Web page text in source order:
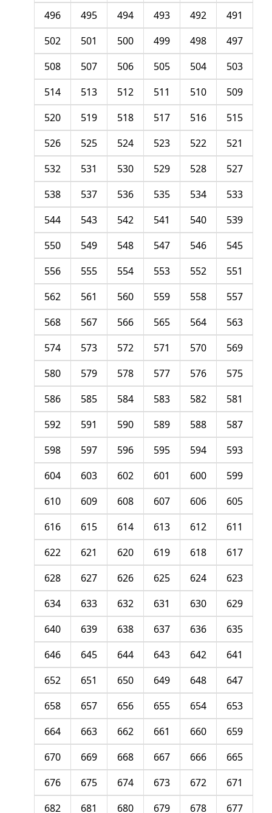
491
492
493
494
495
496
497
498
499
500
501
502
503
504
505
506
507
508
509
510
511
512
513
514
515
516
517
518
519
520
521
522
523
524
525
526
527
528
529
530
531
532
533
534
535
536
537
538
539
540
541
542
543
544
545
546
547
548
549
550
551
552
553
554
555
556
557
558
559
560
561
562
563
564
565
566
567
568
569
570
571
572
573
574
575
576
577
578
579
580
581
582
583
584
585
586
587
588
589
590
591
592
593
594
595
596
597
598
599
600
601
602
603
604
605
606
607
608
609
610
611
612
613
614
615
616
617
618
619
620
621
622
623
624
625
626
627
628
629
630
631
632
633
634
635
636
637
638
639
640
641
642
643
644
645
646
647
648
649
650
651
652
653
654
655
656
657
658
659
660
661
662
663
664
665
666
667
668
669
670
671
672
673
674
675
676
677
678
679
680
681
682